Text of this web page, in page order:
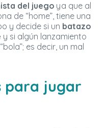
del juego ya que al
de “home”, tiene una
y decide si un batazo
y si algún lanzamiento
es decir, un mal
para jugar